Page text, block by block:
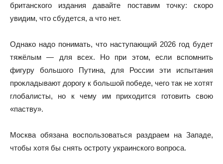
британского издания давайте поставим точку: скоро
увидим, что сбудется, а что нет.
Однако надо понимать, что наступающий 2026 год будет
тяжёлым — для всех. Но при этом, если вспомнить
фигуру большого Путина, для России эти испытания
прокладывают дорогу к большой победе, чего так не хотят
глобалисты, но к чему им приходится готовить свою
«паству».
Москва обязана воспользоваться раздраем на Западе,
чтобы хотя бы снять остроту украинского вопроса.